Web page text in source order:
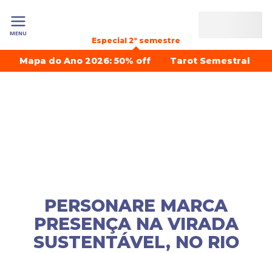
MENU
Especial 2º semestre
Mapa do Ano 2026: 50% off Tarot Semestral
PERSONARE MARCA
PRESENÇA NA VIRADA
SUSTENTÁVEL, NO RIO